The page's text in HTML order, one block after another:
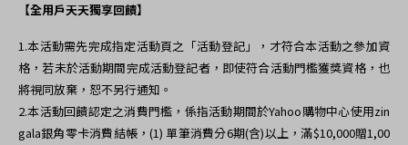
【全用戶天天獨享回饋】
1.本活動需先完成指定活動頁之「活動登記」，才符合本活動之參加資
格，若未於活動期間完成活動登記者，即使符合活動門檻獲獎資格，也
將視同放棄，恕不另行通知。
2.本活動回饋認定之消費門檻，係指活動期間於Yahoo購物中心使用zin
gala銀角零卡消費結帳，(1) 單筆消費分6期(含)以上，滿$10,000贈1,00